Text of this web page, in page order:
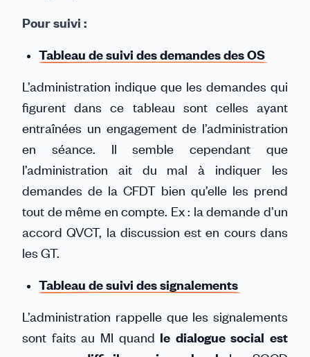
Pour suivi :
Tableau de suivi des demandes des OS
L’administration indique que les demandes qui
figurent dans ce tableau sont celles ayant
entraînées un engagement de l’administration
en séance. Il semble cependant que
l’administration ait du mal à indiquer les
demandes de la CFDT bien qu’elle les prend
tout de même en compte. Ex : la demande d’un
accord QVCT, la discussion est en cours dans
les GT.
Tableau de suivi des signalements
L’administration rappelle que les signalements
sont faits au MI quand le dialogue social est